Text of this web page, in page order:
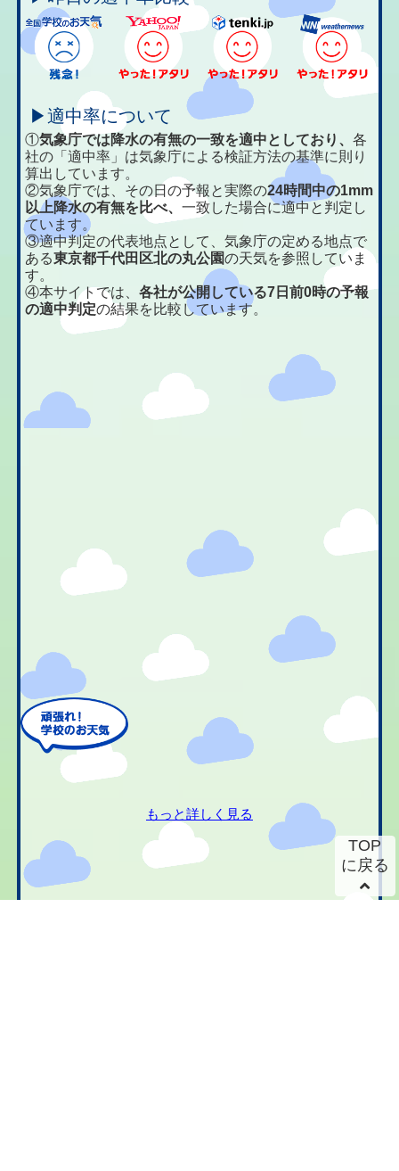
▶適中率について
①気象庁では降水の有無の一致を適中としており、各
社の「適中率」は気象庁による検証方法の基準に則り
算出しています。
②気象庁では、その日の予報と実際の24時間中の1mm
以上降水の有無を比べ、一致した場合に適中と判定し
ています。
③適中判定の代表地点として、気象庁の定める地点で
ある東京都千代田区北の丸公園の天気を参照していま
す。
④本サイトでは、各社が公開している7日前0時の予報
の適中判定の結果を比較しています。
もっと詳しく見る
TOP
に戻る